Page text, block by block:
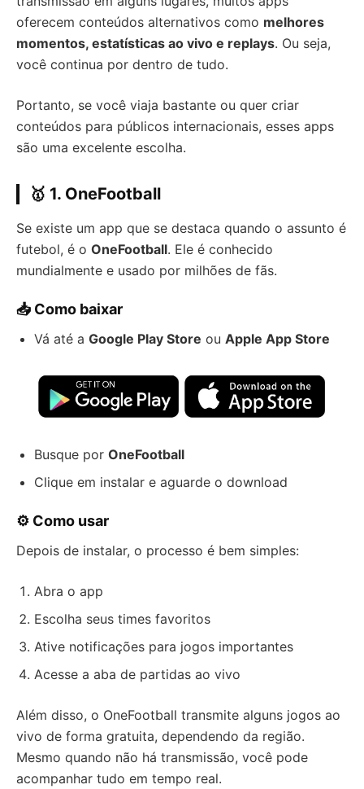
oferecem conteúdos alternativos como melhores
momentos, estatísticas ao vivo e replays. Ou seja,
você continua por dentro de tudo.
Portanto, se você viaja bastante ou quer criar
conteúdos para públicos internacionais, esses apps
são uma excelente escolha.
🥇 1. OneFootball
Se existe um app que se destaca quando o assunto é
futebol, é o OneFootball. Ele é conhecido
mundialmente e usado por milhões de fãs.
📥 Como baixar
Vá até a Google Play Store ou Apple App Store
Busque por OneFootball
Clique em instalar e aguarde o download
⚙️ Como usar
Depois de instalar, o processo é bem simples:
Abra o app
Escolha seus times favoritos
Ative notificações para jogos importantes
Acesse a aba de partidas ao vivo
Além disso, o OneFootball transmite alguns jogos ao
vivo de forma gratuita, dependendo da região.
Mesmo quando não há transmissão, você pode
acompanhar tudo em tempo real.